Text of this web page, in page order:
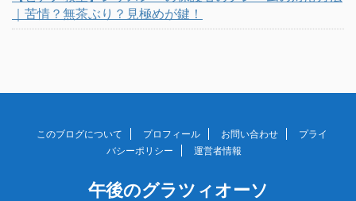
｜苦情？無茶ぶり？見極めが鍵！
このブログについて プロフィール お問い合わせ
プライ
バシーポリシー
運営者情報
午後のグラツィオーソ